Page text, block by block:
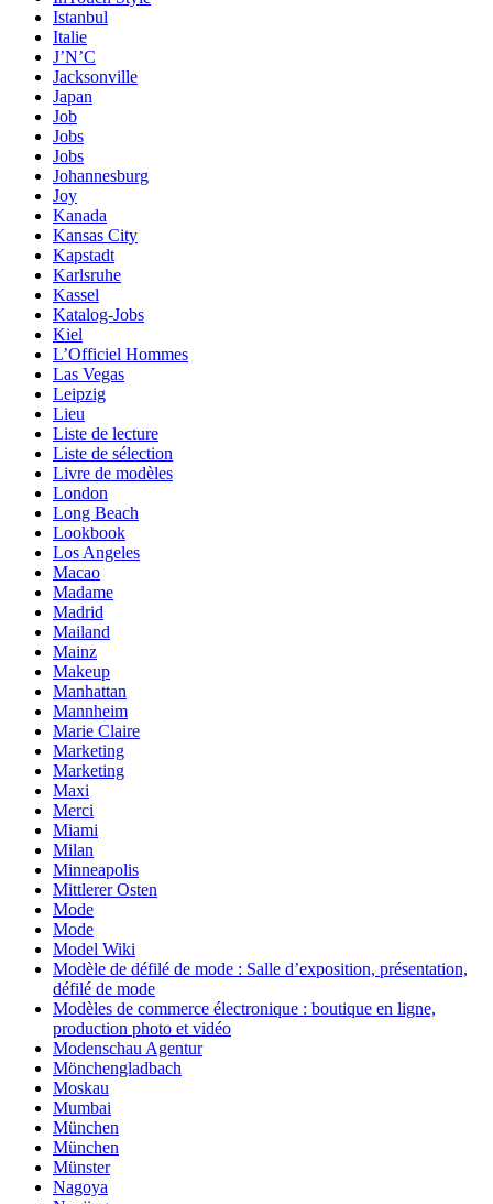
Istanbul
Italie
J’N’C
Jacksonville
Japan
Job
Jobs
Jobs
Johannesburg
Joy
Kanada
Kansas City
Kapstadt
Karlsruhe
Kassel
Katalog-Jobs
Kiel
L’Officiel Hommes
Las Vegas
Leipzig
Lieu
Liste de lecture
Liste de sélection
Livre de modèles
London
Long Beach
Lookbook
Los Angeles
Macao
Madame
Madrid
Mailand
Mainz
Makeup
Manhattan
Mannheim
Marie Claire
Marketing
Marketing
Maxi
Merci
Miami
Milan
Minneapolis
Mittlerer Osten
Mode
Mode
Model Wiki
Modèle de défilé de mode : Salle d’exposition, présentation,
défilé de mode
Modèles de commerce électronique : boutique en ligne,
production photo et vidéo
Modenschau Agentur
Mönchengladbach
Moskau
Mumbai
München
München
Münster
Nagoya